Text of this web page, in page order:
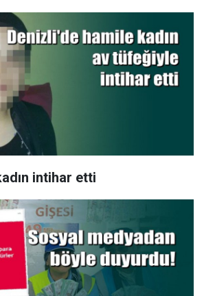
intihar etti